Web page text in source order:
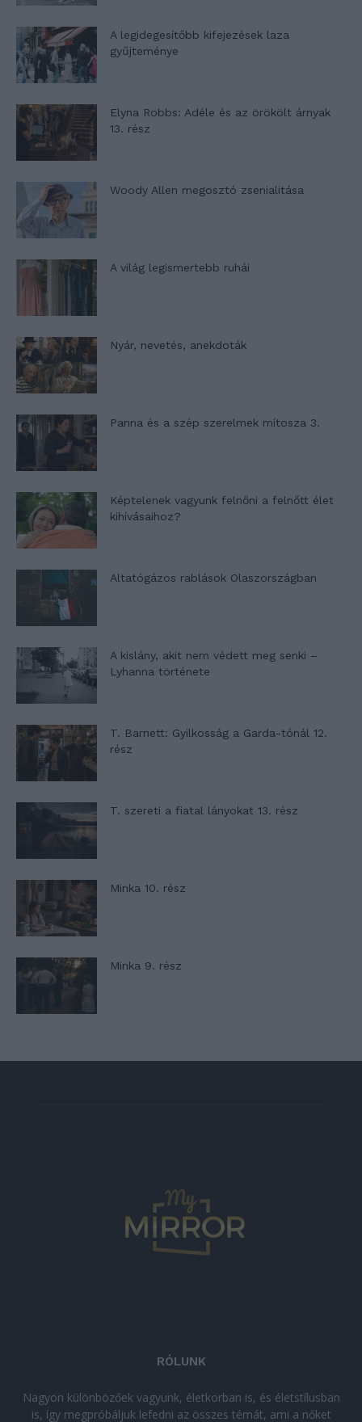
A legidegesítőbb kifejezések laza
gyűjteménye
Elyna Robbs: Adéle és az örökölt árnyak
13. rész
Woody Allen megosztó zsenialitása
A világ legismertebb ruhái
Nyár, nevetés, anekdoták
Panna és a szép szerelmek mítosza 3.
Képtelenek vagyunk felnőni a felnőtt élet
kihívásaihoz?
Altatógázos rablások Olaszországban
A kislány, akit nem védett meg senki –
Lyhanna története
T. Barnett: Gyilkosság a Garda-tónál 12.
rész
T. szereti a fiatal lányokat 13. rész
Minka 10. rész
Minka 9. rész
RÓLUNK
Nagyon különbözőek vagyunk, életkorban is, és életstílusban
is, így megpróbáljuk lefedni az összes témát, ami a nőket